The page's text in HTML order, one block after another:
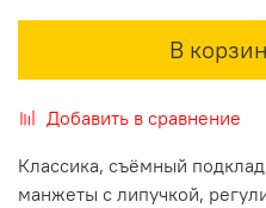
В
Добавить в сравнение
Классика, съёмный
манжеты с липучкой,